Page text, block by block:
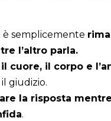
è semplicemente
l’altro parla.
cuore, il corpo e
giudizio.
la risposta
.